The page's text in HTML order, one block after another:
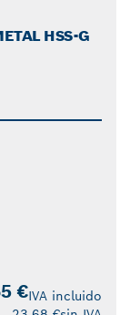
HSS-G
€IVA incluido